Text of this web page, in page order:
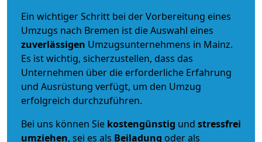
Ein wichtiger Schritt bei der Vorbereitung eines
Umzugs nach Bremen ist die Auswahl eines
zuverlässigen Umzugsunternehmens in Mainz.
Es ist wichtig, sicherzustellen, dass das
Unternehmen über die erforderliche Erfahrung
und Ausrüstung verfügt, um den Umzug
erfolgreich durchzuführen.
Bei uns können Sie kostengünstig und stressfrei
umziehen, sei es als Beiladung oder als